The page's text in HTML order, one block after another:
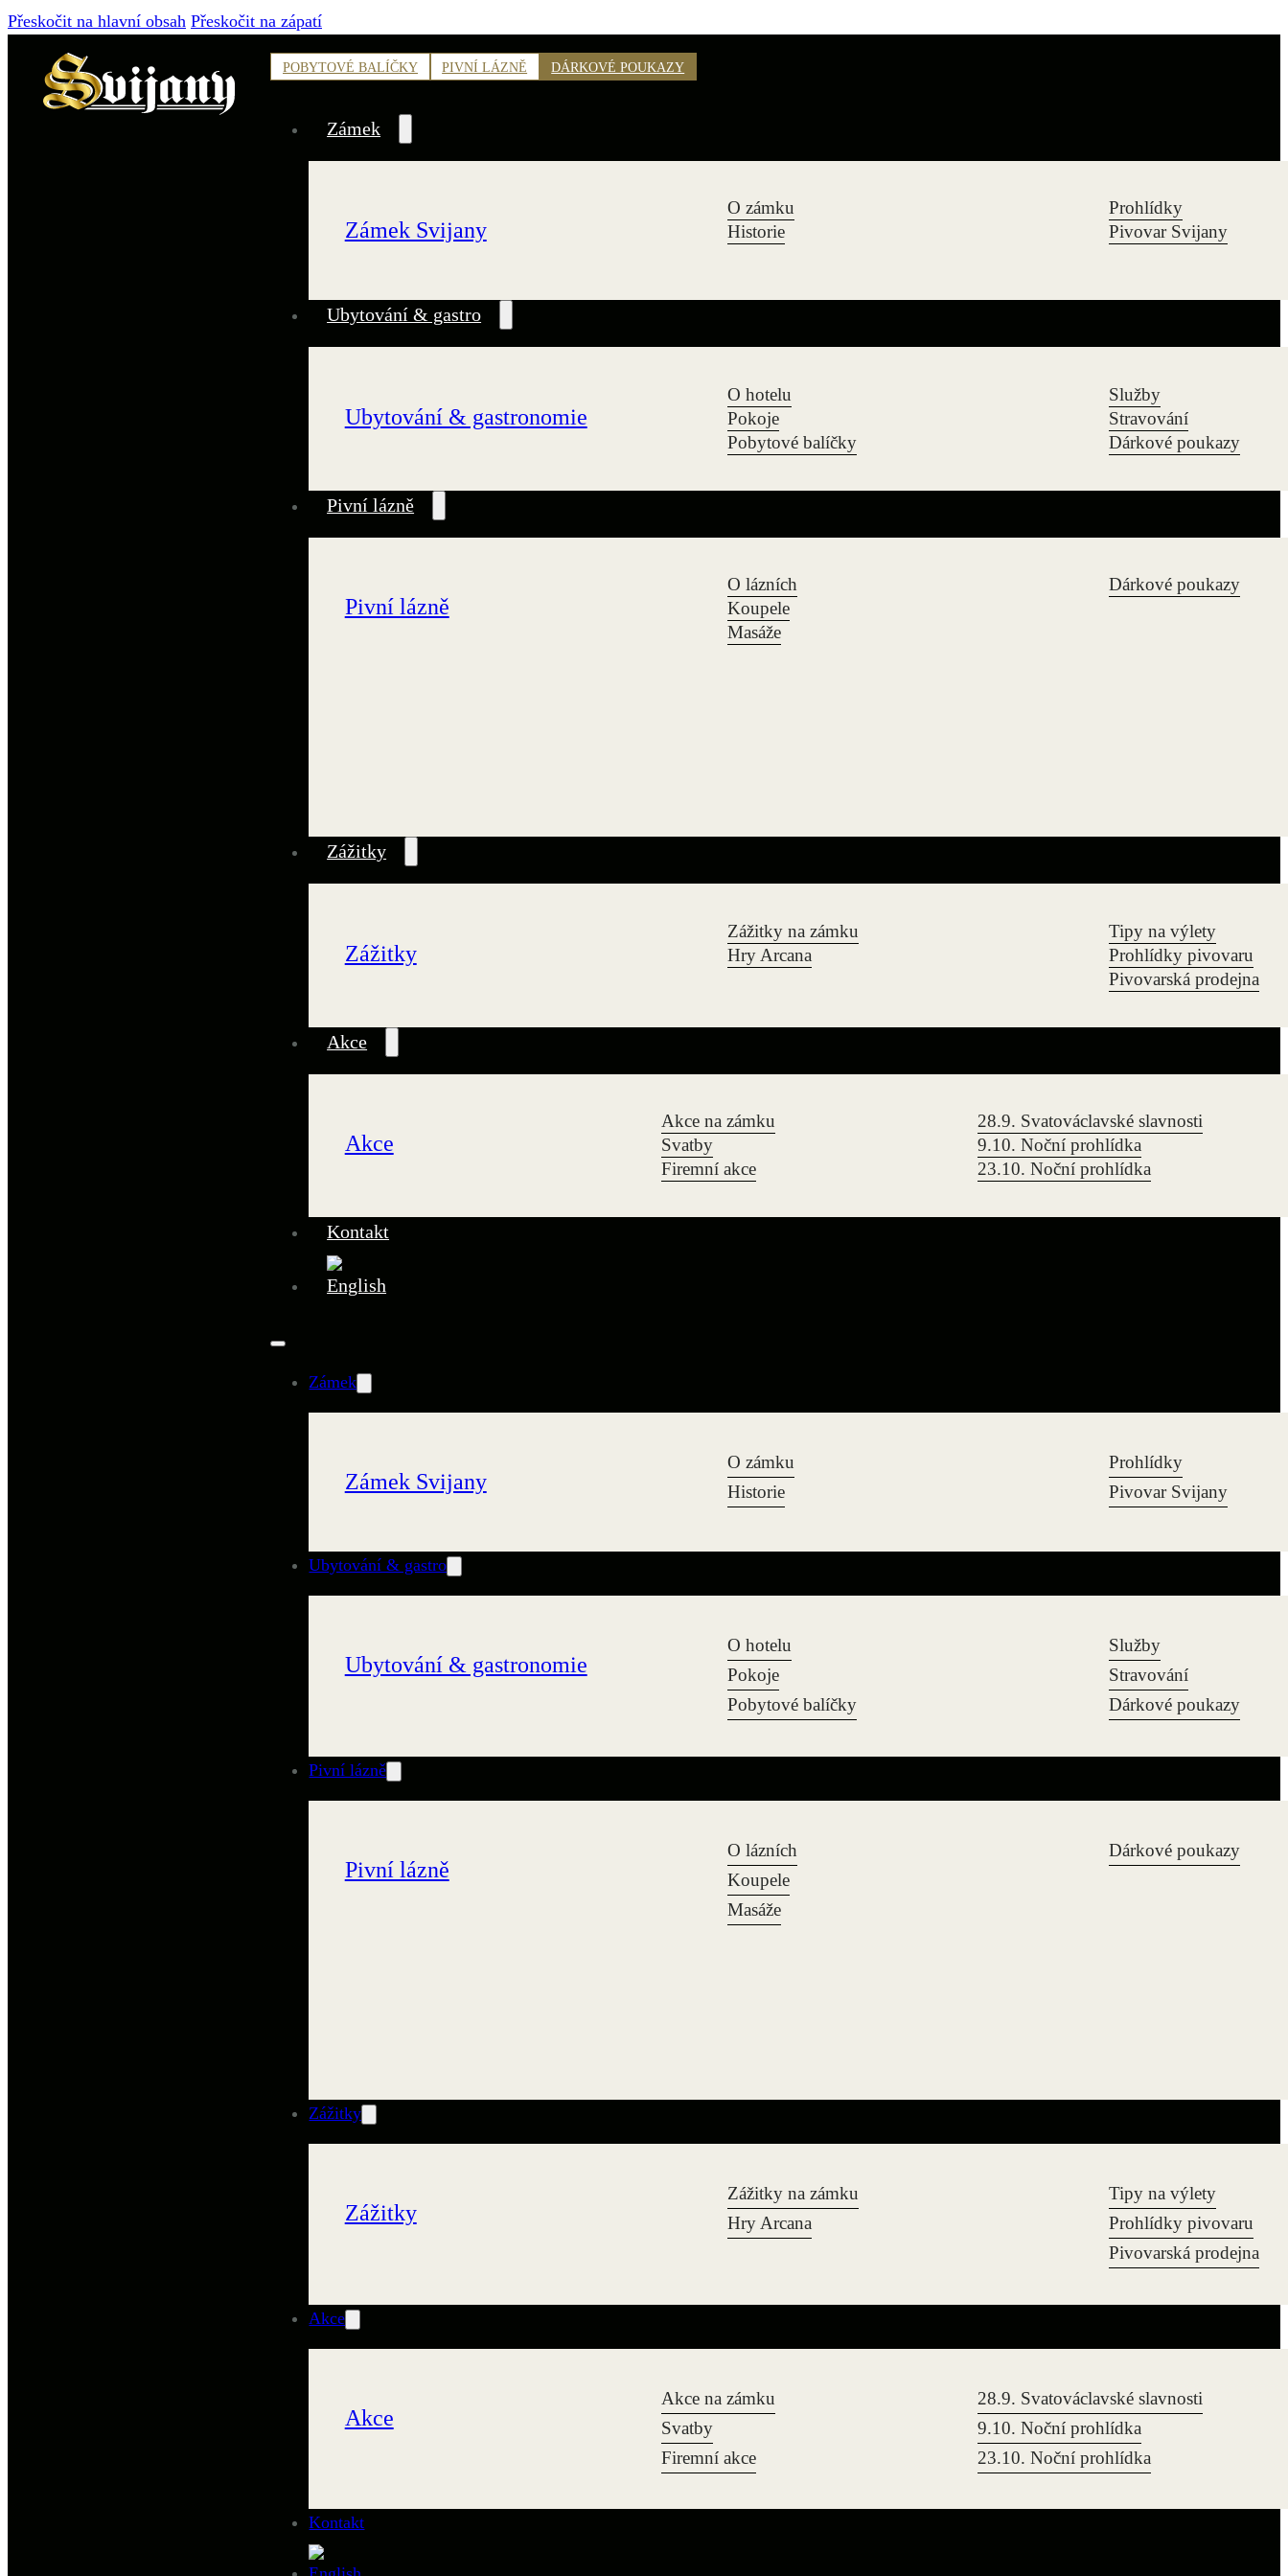
Přeskočit na hlavní obsah Přeskočit na zápatí
POBYTOVÉ BALÍČKY PIVNÍ LÁZNĚ DÁRKOVÉ POUKAZY
Zámek
Zámek Svijany
O zámku
Historie
Prohlídky
Pivovar Svijany
Ubytování & gastro
Ubytování & gastronomie
O hotelu
Pokoje
Pobytové balíčky
Služby
Stravování
Dárkové poukazy
Pivní lázně
Pivní lázně
O lázních
Koupele
Masáže
Dárkové poukazy
Zážitky
Zážitky
Zážitky na zámku
Hry Arcana
Tipy na výlety
Prohlídky pivovaru
Pivovarská prodejna
Akce
Akce
Akce na zámku
Svatby
Firemní akce
28.9. Svatováclavské slavnosti
9.10. Noční prohlídka
23.10. Noční prohlídka
Kontakt
Zámek
Zámek Svijany
O zámku
Historie
Prohlídky
Pivovar Svijany
Ubytování & gastro
Ubytování & gastronomie
O hotelu
Pokoje
Pobytové balíčky
Služby
Stravování
Dárkové poukazy
Pivní lázně
Pivní lázně
O lázních
Koupele
Masáže
Dárkové poukazy
Zážitky
Zážitky
Zážitky na zámku
Hry Arcana
Tipy na výlety
Prohlídky pivovaru
Pivovarská prodejna
Akce
Akce
Akce na zámku
Svatby
Firemní akce
28.9. Svatováclavské slavnosti
9.10. Noční prohlídka
23.10. Noční prohlídka
Kontakt